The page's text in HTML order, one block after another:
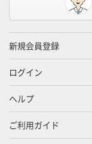
新規会員登録
ログイン
ヘルプ
ご利用ガイド